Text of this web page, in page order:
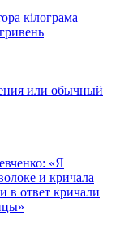
кілограма
или обычный
«Я
и кричала
в ответ кричали